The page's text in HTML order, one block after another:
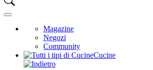
Magazine
Negozi
Community
Cucine